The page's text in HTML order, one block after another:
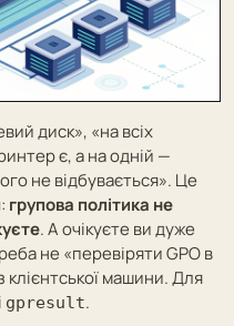
диск», «на всіх
є, а на одній —
не відбувається». Це
групова політика не
. А очікуєте ви дуже
не «перевіряти GPO в
клієнтської машини. Для
і gpresult.